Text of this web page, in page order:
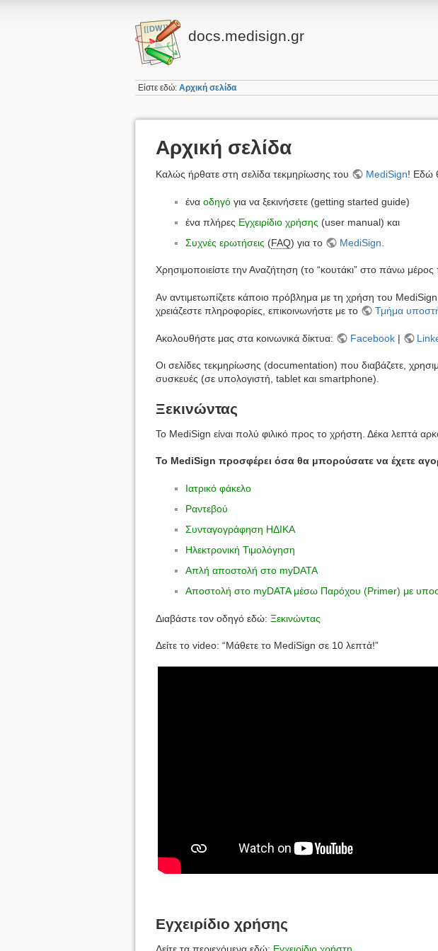
docs.medisign.gr
Είστε εδώ:Αρχική σελίδα
Αρχική σελίδα
Καλώς ήρθατε στη σελίδα τεκμηρίωσης του MediSign! Εδώ
ένα οδηγό για να ξεκινήσετε (getting started guide)
ένα πλήρες Εγχειρίδιο χρήσης (user manual) και
Συχνές ερωτήσεις (FAQ) για το MediSign
Χρησιμοποιείστε την Αναζήτηση (το “κουτάκι” στο πάνω μέρος
Αν αντιμετωπίζετε κάποιο πρόβλημα με τη χρήση του
χρειάζεστε πληροφορίες, επικοινωνήστε με το
Τμήμα
Ακολουθήστε μας στα κοινωνικά δίκτυα: Facebook|
Οι σελίδες τεκμηρίωσης (documentation) που διαβάζετε,
συσκευές (σε υπολογιστή, tablet και smartphone).
Ξεκινώντας
Το MediSign είναι πολύ φιλικό προς το χρήστη. Δέκα λεπτά
Το MediSign προσφέρει όσα θα μπορούσατε να έχετε
Ιατρικό φάκελο
Ραντεβού
Συνταγογράφηση ΗΔΙΚΑ
Ηλεκτρονική Τιμολόγηση
Απλή αποστολή στο myDATA
Αποστολή στο myDATA μέσω Παρόχου (Primer) με
Διαβάστε τον οδηγό εδώ: Ξεκινώντας
Δείτε το video: “Μάθετε το MediSign σε 10 λεπτά!”
Εγχειρίδιο χρήσης